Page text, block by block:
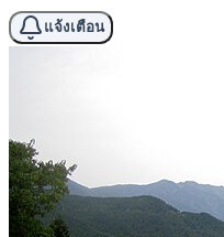
แจ้งเตือน